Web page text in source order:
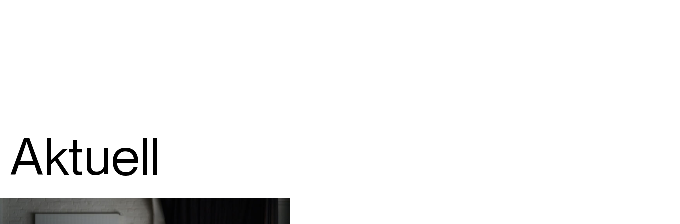
Aktuell